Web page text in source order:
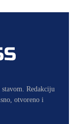
stavom. Redakciju
otvoreno i